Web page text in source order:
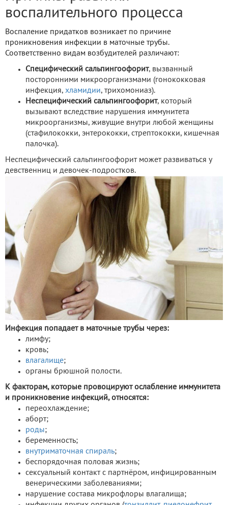
воспалительного процесса
Воспаление придатков возникает по причине
проникновения инфекции в маточные трубы.
Соответственно видам возбудителей различают:
Специфический сальпингоофорит, вызванный
посторонними микроорганизмами (гонококковая
инфекция, хламидии, трихомониаз).
Неспецифический сальпингоофорит, который
вызывают вследствие нарушения иммунитета
микроорганизмы, живущие внутри любой женщины
(стафилококки, энтерококки, стрептококки, кишечная
палочка).
Неспецифический сальпингоофорит может развиваться у
девственниц и девочек-подростков.
Инфекция попадает в маточные трубы через:
лимфу;
кровь;
влагалище;
органы брюшной полости.
К факторам, которые провоцируют ослабление иммунитета
и проникновение инфекций, относятся:
переохлаждение;
аборт;
роды;
беременность;
внутриматочная спираль;
беспорядочная половая жизнь;
сексуальный контакт с партнёром, инфицированным
венерическими заболеваниями;
нарушение состава микрофлоры влагалища;